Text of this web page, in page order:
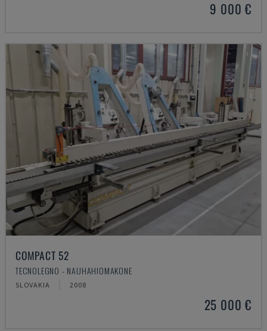
9 000 €
COMPACT 52
TECNOLEGNO - NAUHAHIOMAKONE
SLOVAKIA 2008
25 000 €